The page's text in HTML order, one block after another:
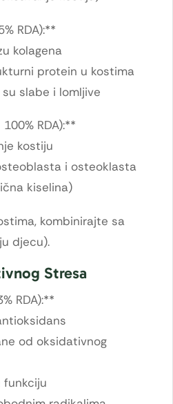
RDA):**
kolagena
protein u kostima
slabe i lomljive
RDA):**
kostiju
i osteoklasta
kiselina)
kombinirajte sa
djecu).
Stresa
RDA):**
od oksidativnog
funkciju